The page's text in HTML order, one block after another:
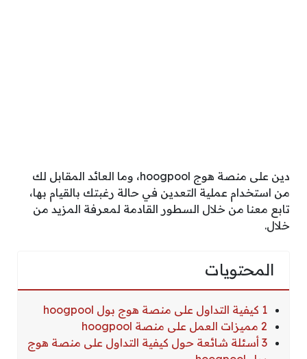
دين على منصة هوج hoogpool، وما العائد المقابل لك
من استخدام عملية التعدين في حالة رغبتك بالقيام بها،
تابع معنا من خلال السطور القادمة لمعرفة المزيد من
خلال.
المحتويات
1 كيفية التداول على منصة هوج بول hoogpool
2 مميزات العمل على منصة hoogpool
3 أسئلة شائعة حول كيفية التداول على منصة هوج